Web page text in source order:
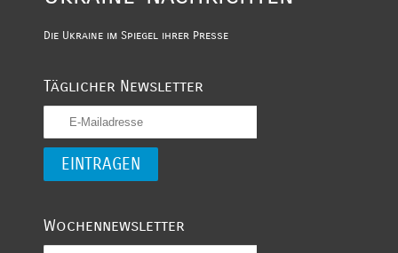
Die Ukraine im Spiegel ihrer Presse
Täglicher Newsletter
Wochennewsletter